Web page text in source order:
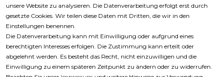
unsere Website zu analysieren. Die Datenverarbeitung erfolgt erst durch
gesetzte Cookies. Wir teilen diese Daten mit Dritten, die wir in den
Einstellungen benennen.
Die Datenverarbeitung kann mit Einwilligung oder aufgrund eines
berechtigten Interesses erfolgen. Die Zustimmung kann erteilt oder
abgelehnt werden. Es besteht das Recht, nicht einzuwilligen und die
Einwilligung zu einem späteren Zeitpunkt zu ändern oder zu widerrufen.